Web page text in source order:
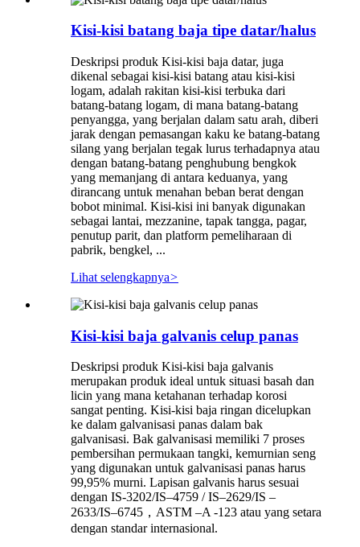
Kisi-kisi batang baja tipe datar/halus
Deskripsi produk Kisi-kisi baja datar, juga
dikenal sebagai kisi-kisi batang atau kisi-kisi
logam, adalah rakitan kisi-kisi terbuka dari
batang-batang logam, di mana batang-batang
penyangga, yang berjalan dalam satu arah, diberi
jarak dengan pemasangan kaku ke batang-batang
silang yang berjalan tegak lurus terhadapnya atau
dengan batang-batang penghubung bengkok
yang memanjang di antara keduanya, yang
dirancang untuk menahan beban berat dengan
bobot minimal. Kisi-kisi ini banyak digunakan
sebagai lantai, mezzanine, tapak tangga, pagar,
penutup parit, dan platform pemeliharaan di
pabrik, bengkel, ...
Lihat selengkapnya>
Kisi-kisi baja galvanis celup panas
Deskripsi produk Kisi-kisi baja galvanis
merupakan produk ideal untuk situasi basah dan
licin yang mana ketahanan terhadap korosi
sangat penting. Kisi-kisi baja ringan dicelupkan
ke dalam galvanisasi panas dalam bak
galvanisasi. Bak galvanisasi memiliki 7 proses
pembersihan permukaan tangki, kemurnian seng
yang digunakan untuk galvanisasi panas harus
99,95% murni. Lapisan galvanis harus sesuai
dengan IS-3202/IS–4759 / IS–2629/IS –
2633/IS–6745，ASTM –A -123 atau yang setara
dengan standar internasional.